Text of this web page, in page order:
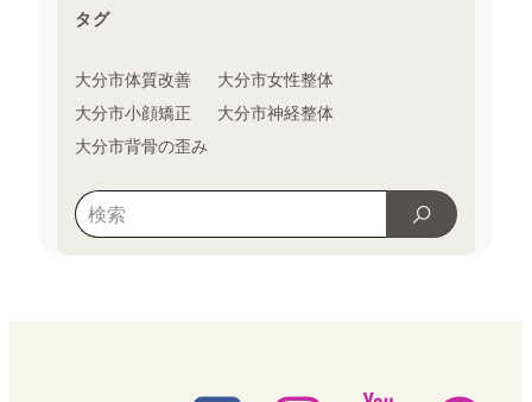
タグ
大分市体質改善
大分市女性整体
大分市小顔矯正
大分市神経整体
大分市背骨の歪み